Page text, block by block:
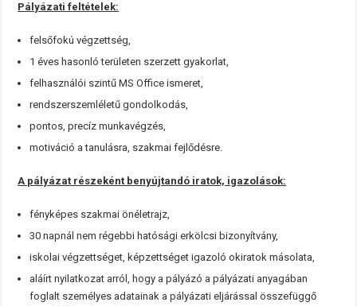
Pályázati feltételek:
felsőfokú végzettség,
1 éves hasonló területen szerzett gyakorlat,
felhasználói szintű MS Office ismeret,
rendszerszemléletű gondolkodás,
pontos, precíz munkavégzés,
motiváció a tanulásra, szakmai fejlődésre.
A pályázat részeként benyújtandó iratok, igazolások:
fényképes szakmai önéletrajz,
30 napnál nem régebbi hatósági erkölcsi bizonyítvány,
iskolai végzettséget, képzettséget igazoló okiratok másolata,
aláírt nyilatkozat arról, hogy a pályázó a pályázati anyagában
foglalt személyes adatainak a pályázati eljárással összefüggő